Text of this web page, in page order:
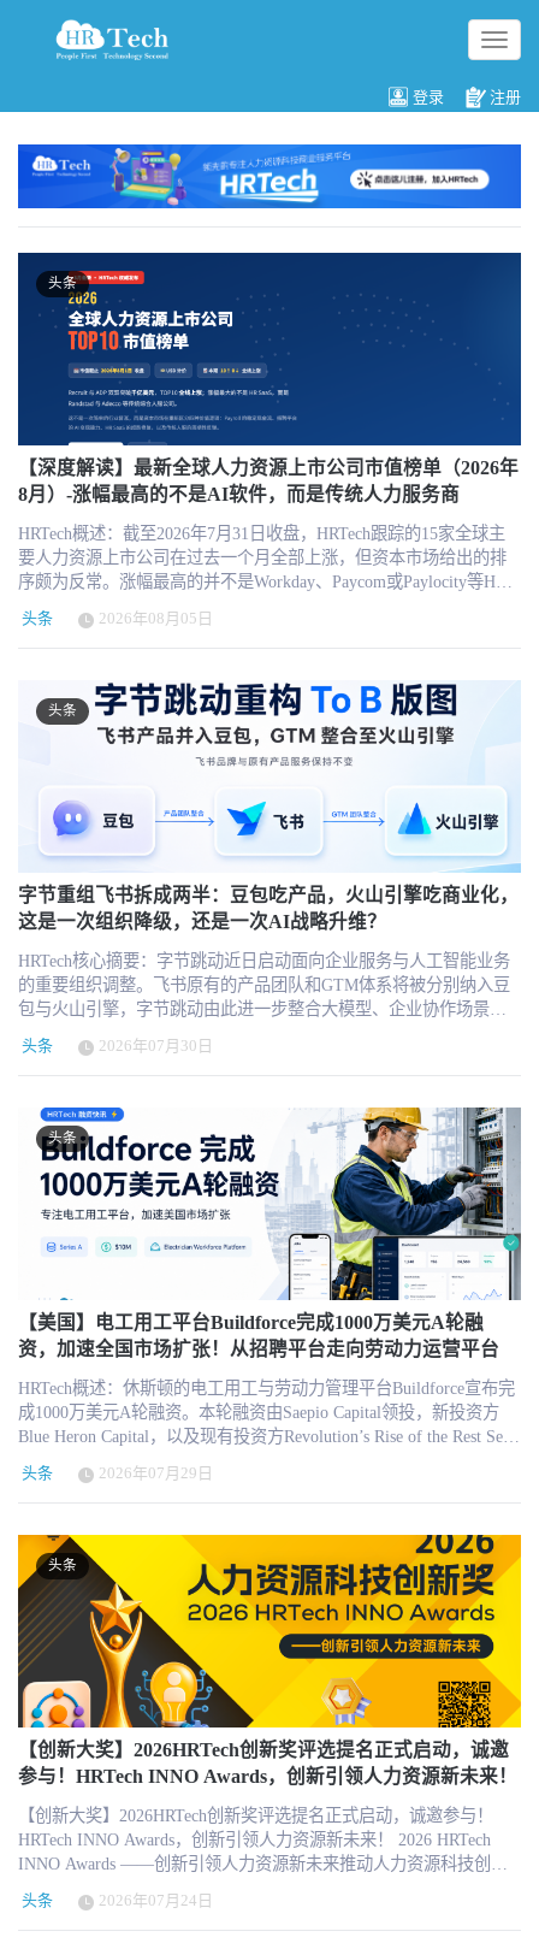
切
换
航
登录 注册
头条
【深度解读】最新全球人力资源上市公司市值榜单（2026年
8月）-涨幅最高的不是AI软件，而是传统人力服务商
HRTech概述：截至2026年7月31日收盘，HRTech跟踪的15家全球主
要人力资源上市公司在过去一个月全部上涨，但资本市场给出的排
序颇为反常。涨幅最高的并不是Workday、Paycom或Paylocity等HR
SaaS企业，而是德科集团和任仕达两家传统人力资源服务商，月度
涨幅分别达到47.6%和36.5%。这并不意味着AI对传统人力服务公司
的威胁已经消失，而是说明市场正在同时交易估值修复、招聘周期
回暖、软件板块反弹和AI商业化四条完全不同的逻辑。 详情可以访
问：https://www.hrtechchina.com/Public/html/TOP10/global-hr-top10-
2026-08.html 更值得关注的是，资本市场对人力资源公司的估值标准
正在发生变化。未来决定企业估值的，可能不再只是客户数量、员
能力和业务结果转化为新的收入来源。 一、2026年8月全球人力资源
上市公司市值TOP10榜单 本榜单覆盖全球具有代表性的薪酬与HCM
软件、在线招聘平台、人力派遣、RPO、人才咨询、背景调查和PEO
企业。市值按照2026年7月31日收盘价格计算，并统一折算为美元；
月度涨幅采用股票上市地本币计算，以尽量减少汇率变化对股价表
现的干扰。 从市值结构看，全球人力资源资本市场依然呈现明显的
居前两名，两家公司市值均超过1000亿美元。第三名Paychex和第四
名Workday的市值分别约为416亿美元和396亿美元，与前两家公司存
在明显差距。 第五名至第八名则高度拥挤。Paycom、BOSS直聘、
任仕达和Paylocity的市值集中在73.8亿至78.1亿美元之间，最高与最
榜与市值榜几乎完全不重合。德科集团和任仕达分别位列市值榜第
九和第七，却成为7月涨幅最高的两家公司；市值最高的瑞可利、
ADP和Paychex涨幅反而相对温和。 二、为什么传统人力服务商跑赢
了HR SaaS？ 德科集团7月上涨47.6%，任仕达上涨36.5%，两家传统
人力服务公司明显跑赢Workday、Paycom和Paylocity。 表面上看，
这似乎意味着投资者开始认为传统派遣和招聘服务比HR软件更具增
长潜力。但更准确的解释是，传统人力服务公司的估值此前已经被
压得足够低，而近期经营数据开始出现边际改善。 德科集团在2026
年第一季度实现5.3%的有机营收增长，连续第四个季度恢复增长；
不包括一次性项目的EBITA达到1.48亿欧元，同比增长24%。公司相
对主要竞争对手获得365个基点的市场份额，生产率同比提升4%。不
过，德科集团的毛利率为18.8%，同比下降40个基点，说明增长仍然
部分来自业务组合变化和较低毛利率的大客户业务。 德科集团此前
股价一度跌至14.54瑞郎附近，市场已经计入了毛利率下降、招聘需
求疲弱和长期竞争力恶化等多重悲观预期。因此，7月的快速上涨首
先属于估值修复，而不是已经确认的长期增长。 公司的第二季度及
是否仍然高度依赖低毛利率的大客户订单。 任仕达的上涨则拥有更
明确的经营支撑。 任仕达2026年第二季度营收达到58.97亿欧元，有
机增长1.9%；底层EBITA达到1.82亿欧元，同比增长8%，利润率由
3.0%提升至3.1%。公司实际增长明显高于此前分析师对1.0%左右有
机增长的预期。 但是，任仕达的业务恢复并不均衡。Operational业
务增长4%，Professional业务下降2%，Digital业务下降4%，
Enterprise业务增长2%。这意味着复苏主要来自蓝领、一线操作岗位
和规模化人力供给，而专业人才招聘和数字人才服务仍然承压。 这
一结构对于中国人力资源服务商具有直接参考价值：当前劳动力市
场首先恢复的不是中高端猎头和专业岗位招聘，而是更接近实体经
济、现场运营和标准化交付的岗位需求。 三、瑞可利与ADP为什么
能够长期占据第一梯队？ 相比德科和任仕达的周期性反弹，瑞可利
与ADP代表的是更稳定、更高质量的商业模式。 瑞可利的核心资产
不仅包括日本本土招聘、派遣和生活服务业务，更重要的是Indeed和
HR Technology业务收入达到96.7亿美元，同比增长7.6%。其中，美
国市场收入达到53.1亿美元，同比增长8.8%。在美国招聘需求整体
头条 2026年08月05日
头条
字节重组飞书拆成两半：豆包吃产品，火山引擎吃商业化，
这是一次组织降级，还是一次AI战略升维？
HRTech核心摘要：字节跳动近日启动面向企业服务与人工智能业务
的重要组织调整。飞书原有的产品团队和GTM体系将被分别纳入豆
包与火山引擎，字节跳动由此进一步整合大模型、企业协作场景、
云基础设施及To B商业化能力。简而言之：产品归豆包，销售归火
山，引擎归别人，最后只剩“品牌和服务保持不变”这句话。 根据此
次调整方案，飞书产品团队将与豆包产品团队整合，成立新的豆包
产品团队，由豆包负责人赵祺负责，飞书负责人谢欣向赵祺汇报。
在GTM体系方面，飞书负责市场、销售和客户服务的团队将与火山
引擎相关团队整合，成立新的To B GTM组织——“创造力服务平台
（Creativity Service Platform）”。 新组织将统一负责字节跳动
MaaS、SaaS及其他云服务的市场推广、企业销售和客户服务，由火
山引擎负责人谭待负责。飞书销售负责人林婵、飞书战略及市场负
责人史志隽将向谭待汇报。 需要特别说明的是，此次调整并不意味
着飞书品牌消失或现有飞书产品停止运营。根据字节跳动方面的表
述，飞书原有产品和服务将保持不变，飞书与豆包还将在企业生产
力场景中展开更深入的产品协作。 飞书原有组织被拆分，产品与商
业化分别进入两条主线 从组织架构来看，此次调整改变了飞书过去
场、销售和客户服务体系，能够以相对独立的企业协作软件业务进
行产品决策、客户拓展和商业化运营。 调整完成后，飞书的产品团
队进入豆包体系，市场、销售和客户服务团队则进入火山引擎主导
的创造力服务平台。飞书不再保留过去完整且相对独立的产品与
确。 飞书被拆分之后，其产品、企业数据和协作场景正在被纳入字
节跳动更大的企业AI战略。飞书未来承担的角色，可能不再只是经
营一套独立的协同办公软件，而是成为豆包进入企业工作场景的重
要入口。 豆包企业版已经在部分飞书客户中开启内测 字节跳动此次
调整背后，一个重要产品方向是豆包企业版。 据飞书公开介绍，豆
包企业版是一款面向企业组织的AI办公产品，依托字节跳动自研
Seed模型体系，支持复杂任务执行、文档与数据处理、图片和视频
创作，以及电脑与浏览器操作。由飞书产品团队深度参与开发的豆
包企业版，已经在部分飞书客户中开启内测。 与面向个人用户的通
用AI助手不同，豆包企业版试图将人工智能直接嵌入企业的日常工
作环境。企业员工可以在获得授权的情况下，让AI理解飞书中的文
档、表格、会议、群聊和企业知识，并基于具体工作上下文执行任
务。 这意味着企业AI不再只是一个独立的聊天窗口，而是可能逐步
参与信息检索、内容生成、数据整理、会议处理、跨系统操作和业
务流程执行。 飞书过去已经在企业级Agent领域进行布局。飞书aily
被定位为企业级Agent平台，可连接企业知识、业务系统和AI技能，
头条 2026年07月30日
头条
【美国】电工用工平台Buildforce完成1000万美元A轮融
资，加速全国市场扩张！从招聘平台走向劳动力运营平台
HRTech概述：休斯顿的电工用工与劳动力管理平台Buildforce宣布完
成1000万美元A轮融资。本轮融资由Saepio Capital领投，新投资方
Blue Heron Capital，以及现有投资方Revolution’s Rise of the Rest Seed
Fund、S3 Ventures和Chicago Ventures参投。Buildforce将利用新资金
扩大其在美国的业务覆盖，并进一步开发面向电工与电气承包商的
技术平台。与传统招聘网站不同，Buildforce并不只是帮助企业发布
职位或获取简历，而是围绕电工这一专业工种，将人才匹配、技能
验证、人员入职、工时管理和项目履约整合到同一套劳动力运营体
系中。 1000万美元融资将用于全国扩张与技术开发 Buildforce于2026
年7月28日宣布完成1000万美元A轮融资。本轮融资由Saepio Capital
领投，Blue Heron Capital作为新投资方加入，Revolution’s Rise of the
Rest Seed Fund、S3 Ventures和Chicago Ventures等现有投资方继续参
投。 根据公司披露，本轮融资将主要用于两个方向：一是继续推进
Buildforce在美国市场的扩张，二是进一步开发服务于电工和电气承
包商的技术产品。公司并未披露本轮融资后的估值、各投资方出资
比例、具体招聘计划或下一阶段将进入的州和城市。 Buildforce CEO
兼联合创始人Moody Heard表示，本轮融资是公司进一步推进使命的
得更加稳定和更具发展空间的职业生涯。 Saepio Capital Managing
Partner Jaan Bains认为，美国正在进入新一轮大规模基础设施建设周
期，Buildforce利用技术改善建筑行业劳动力市场，有机会对一个规
模庞大且重要的就业市场产生长期影响。 Blue Heron Capital
头条 2026年07月29日
头条
【创新大奖】2026HRTech创新奖评选提名正式启动，诚邀
参与！HRTech INNO Awards，创新引领人力资源新未来！
【创新大奖】2026HRTech创新奖评选提名正式启动，诚邀参与！
HRTech INNO Awards，创新引领人力资源新未来！ 2026 HRTech
INNO Awards ——创新引领人力资源新未来推动人力资源科技创
新，表彰行业先进 当下全球经济环境复杂多变，AI 大模型深度落
地、企业全球化出海提速，人力资源数字化、智能化、全域线上化
已成企业组织升级必经之路。人才竞争、组织效能、员工体验、全
头条 2026年07月24日